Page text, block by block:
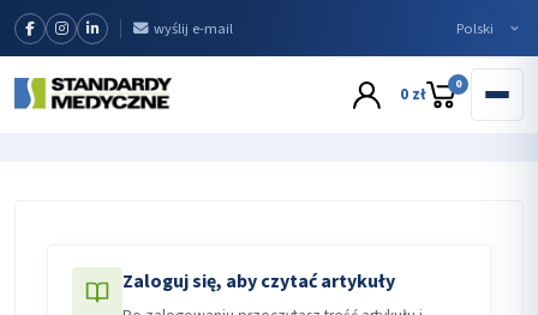
wyślij e-mail
0 zł 0
Zaloguj się, aby czytać artykuły